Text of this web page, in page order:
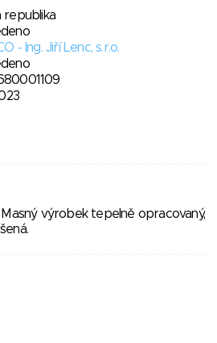
republika
- Ing. Jiří Lenc, s.r.o.
výrobek tepelně opracovaný,